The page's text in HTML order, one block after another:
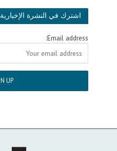
اشترك في النشرة الإخبارية
Email address: